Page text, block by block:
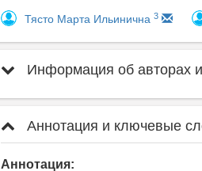
Тясто Марта Ильинична 3
Информация об авторах
Аннотация и ключевые
Аннотация: